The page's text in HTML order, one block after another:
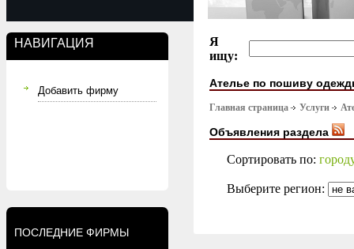
НАВИГАЦИЯ
Добавить фирму
ПОСЛЕДНИЕ ФИРМЫ
Я
ищу:
Ателье по пошиву
Главная страница Услуги
Объявления раздела
Сортировать по:
Выберите регион: